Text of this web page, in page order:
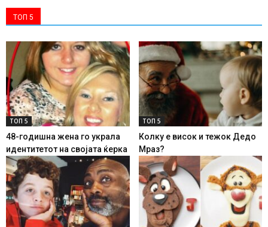
ТОП 5
ТОП 5
48-годишна жена го украла
идентитетот на својата ќерка
ТОП 5
Колку е висок и тежок Дедо
Мраз?